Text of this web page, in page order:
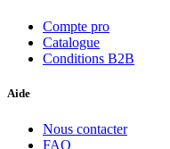
Compte pro
Catalogue
Conditions B2B
Aide
Nous contacter
FAQ